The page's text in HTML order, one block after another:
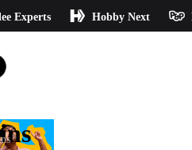
Experts Hobby Next